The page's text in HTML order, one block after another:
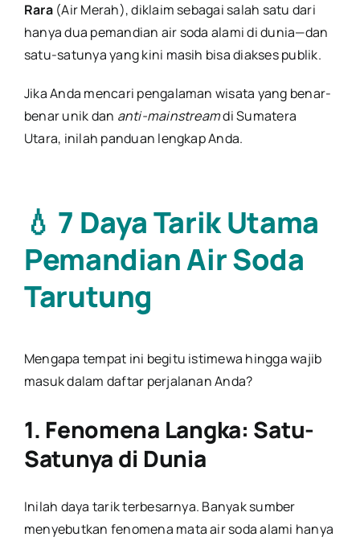
Rara(Air Merah), diklaim sebagai salah satu dari
hanya dua pemandian air soda alami di dunia—dan
satu-satunya yang kini masih bisa diakses publik.
Jika Anda mencari pengalaman wisata yang benar-
benar unik dan anti-mainstreamdi Sumatera
Utara, inilah panduan lengkap Anda.
💧 7 Daya Tarik Utama
Pemandian Air Soda
Tarutung
Mengapa tempat ini begitu istimewa hingga wajib
masuk dalam daftar perjalanan Anda?
1. Fenomena Langka: Satu-
Satunya di Dunia
Inilah daya tarik terbesarnya. Banyak sumber
menyebutkan fenomena mata air soda alami hanya